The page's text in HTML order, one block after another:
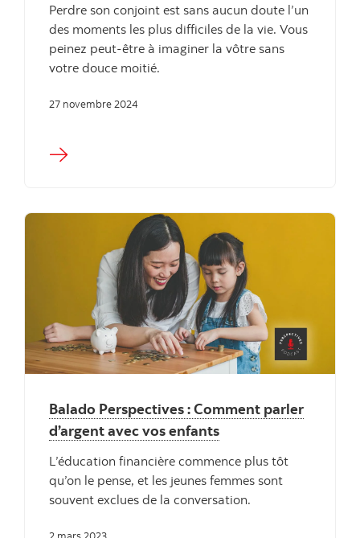
Perdre son conjoint est sans aucun doute l’un
des moments les plus difficiles de la vie. Vous
peinez peut-être à imaginer la vôtre sans
votre douce moitié.
27 novembre 2024
Balado Perspectives : Comment parler
d’argent avec vos enfants
L’éducation financière commence plus tôt
qu’on le pense, et les jeunes femmes sont
souvent exclues de la conversation.
2 mars 2023